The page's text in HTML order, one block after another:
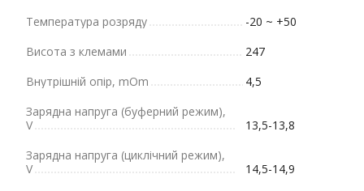
Температура розряду
-20 ~ +50
Висота з клемами
247
Внутрішній опір, mOm
4,5
Зарядна напруга (буферний режим),
V
13,5-13,8
Зарядна напруга (циклічний режим),
V
14,5-14,9